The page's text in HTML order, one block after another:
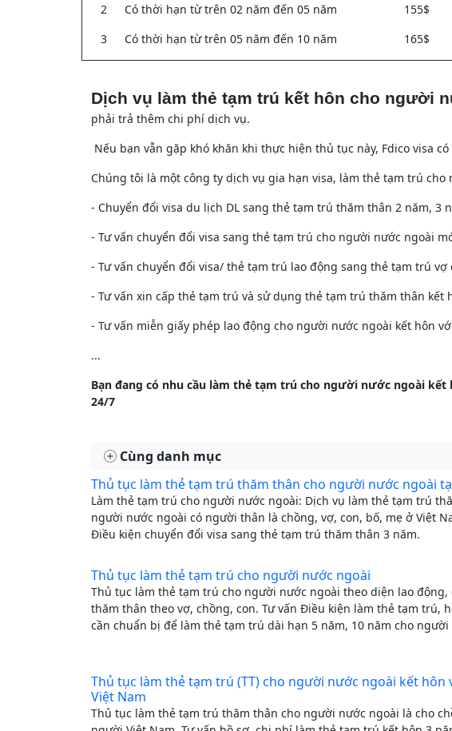
2
Có thời hạn từ trên 02 năm đến 05 năm
155$
3
Có thời hạn từ trên 05 năm đến 10 năm 165$
Dịch vụ làm thẻ tạm trú kết hôn cho người
phải trả thêm chi phí dịch vụ.
Nếu bạn vẫn gặp khó khăn khi thực hiện thủ tục này, Fdico visa
Chúng tôi là một công ty dịch vụ gia hạn visa, làm thẻ tạm trú
- Chuyển đổi visa du lịch DL sang thẻ tạm trú thăm thân 2 năm, 3
- Tư vấn chuyển đổi visa sang thẻ tạm trú cho người nước ngoài
- Tư vấn chuyển đổi visa/ thẻ tạm trú lao động sang thẻ tạm trú
- Tư vấn xin cấp thẻ tạm trú và sử dụng thẻ tạm trú thăm thân kết
- Tư vấn miễn giấy phép lao động cho người nước ngoài kết hôn
...
Bạn đang có nhu cầu làm thẻ tạm trú cho người nước ngoài
24/7
Cùng danh mục
Thủ tục làm thẻ tạm trú thăm thân cho người nước ngoài
Làm thẻ tạm trú cho người nước ngoài: Dịch vụ làm thẻ tạm trú
người nước ngoài có người thân là chồng, vợ, con, bố, mẹ ở Việt
Điều kiện chuyển đổi visa sang thẻ tạm trú thăm thân 3 năm.
Thủ tục làm thẻ tạm trú cho người nước ngoài
Thủ tục làm thẻ tạm trú cho người nước ngoài theo diện lao động,
thăm thân theo vợ, chồng, con. Tư vấn Điều kiện làm thẻ tạm trú,
cần chuẩn bị để làm thẻ tạm trú dài hạn 5 năm, 10 năm cho người
Thủ tục làm thẻ tạm trú (TT) cho người nước ngoài kết hôn
Việt Nam
Thủ tục làm thẻ tạm trú thăm thân cho người nước ngoài là cho